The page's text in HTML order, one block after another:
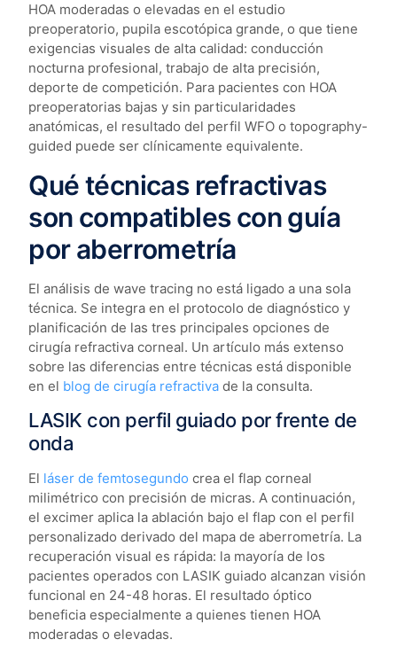
HOA moderadas o elevadas en el estudio
preoperatorio, pupila escotópica grande, o que tiene
exigencias visuales de alta calidad: conducción
nocturna profesional, trabajo de alta precisión,
deporte de competición. Para pacientes con HOA
preoperatorias bajas y sin particularidades
anatómicas, el resultado del perfil WFO o topography-
guided puede ser clínicamente equivalente.
Qué técnicas refractivas
son compatibles con guía
por aberrometría
El análisis de wave tracing no está ligado a una sola
técnica. Se integra en el protocolo de diagnóstico y
planificación de las tres principales opciones de
cirugía refractiva corneal. Un artículo más extenso
sobre las diferencias entre técnicas está disponible
en el blog de cirugía refractiva de la consulta.
LASIK con perfil guiado por frente de
onda
El láser de femtosegundo crea el flap corneal
milimétrico con precisión de micras. A continuación,
el excimer aplica la ablación bajo el flap con el perfil
personalizado derivado del mapa de aberrometría. La
recuperación visual es rápida: la mayoría de los
pacientes operados con LASIK guiado alcanzan visión
funcional en 24-48 horas. El resultado óptico
beneficia especialmente a quienes tienen HOA
moderadas o elevadas.